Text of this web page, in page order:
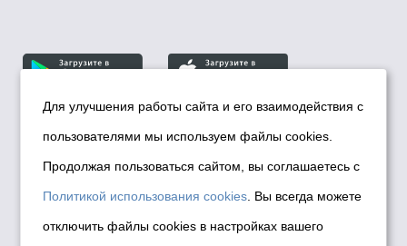
© Департамент информационной политики мэрии
города Новосибирска, 2026
Политика использования Cookies
Политика по обработке персональных
данных в информационных системах
Для улучшения работы сайта и его взаимодействия с
пользователями мы используем файлы cookies.
Продолжая пользоваться сайтом, вы соглашаетесь с
Политикой использования cookies . Вы всегда можете
отключить файлы cookies в настройках вашего